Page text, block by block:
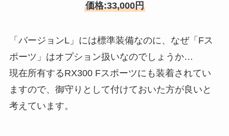
価格:33,000円
「バージョンL」には標準装備なのに、なぜ「Fス
ポーツ」はオプション扱いなのでしょうか…
現在所有するRX300 Fスポーツにも装着されてい
ますので、御守りとして付けておいた方が良いと
考えています。